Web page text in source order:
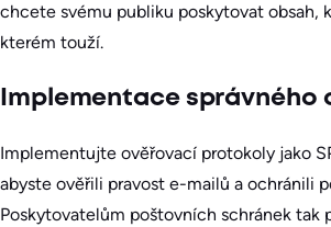
chcete svému publiku poskytovat obsah,
kterém touží.
Implementace správného
Implementujte ověřovací protokoly jako
abyste ověřili pravost e-mailů a ochránili
Poskytovatelům poštovních schránek tak